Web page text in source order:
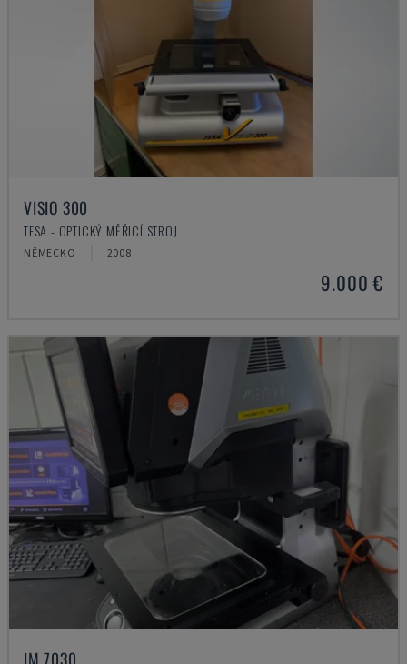
VISIO 300
TESA - OPTICKÝ MĚŘICÍ STROJ
NĚMECKO 2008
9.000 €
IM 7030